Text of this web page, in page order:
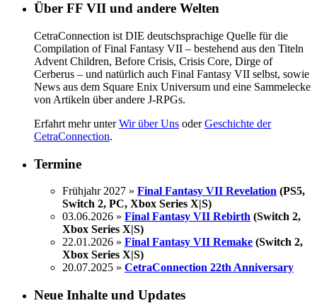
Über FF VII und andere Welten
CetraConnection ist DIE deutschsprachige Quelle für die
Compilation of Final Fantasy VII – bestehend aus den Titeln
Advent Children, Before Crisis, Crisis Core, Dirge of
Cerberus – und natürlich auch Final Fantasy VII selbst, sowie
News aus dem Square Enix Universum und eine Sammelecke
von Artikeln über andere J-RPGs.
Erfahrt mehr unterWir über Uns oderGeschichte der
CetraConnection.
Termine
Frühjahr 2027 » Final Fantasy VII Revelation (PS5,
Switch 2, PC, Xbox Series X|S)
03.06.2026 » Final Fantasy VII Rebirth (Switch 2,
Xbox Series X|S)
22.01.2026 » Final Fantasy VII Remake (Switch 2,
Xbox Series X|S)
20.07.2025 » CetraConnection 22th Anniversary
Neue Inhalte und Updates